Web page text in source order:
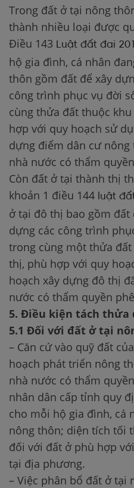
Trong đất ở tại nông
thành nhiều loại được
Điều 143 Luật đất đai
hộ gia đình, cá nhân
thôn gồm đất để xây
công trình phục vụ đời
cùng thửa đất thuộc
hợp với quy hoạch sử
dựng điểm dân cư
nhà nước có thẩm
Còn đất ở tại thành thị
khoản 1 điều 144 luật
ở tại đô thị bao gồm đất
dựng các công trình
trong cùng một thửa
thị, phù hợp với quy
hoạch xây dựng đô thị
nước có thẩm quyền
5. Điều kiện tách thửa
5.1 Đối với đất ở tại
– Căn cứ vào quỹ đất
hoạch phát triển nông
nhà nước có thẩm
nhân dân cấp tỉnh quy
cho mỗi hộ gia đình, cá
nông thôn; diện tích tối
đối với đất ở phù hợp
tại địa phương.
– Việc phân bổ đất ở tại